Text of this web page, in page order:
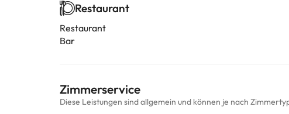
Restaurant
Restaurant
Bar
Zimmerservice
Diese Leistungen sind allgemein und können je nach